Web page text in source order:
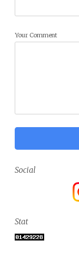
Your Comment
Social
Stat